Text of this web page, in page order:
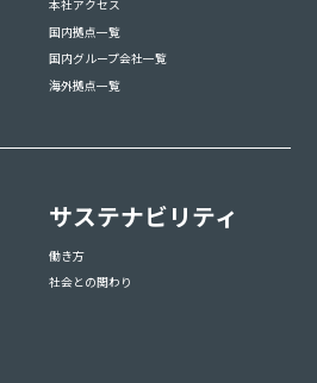
本社アクセス
国内拠点一覧
国内グループ会社一覧
海外拠点一覧
サステナビリティ
働き方
社会との関わり